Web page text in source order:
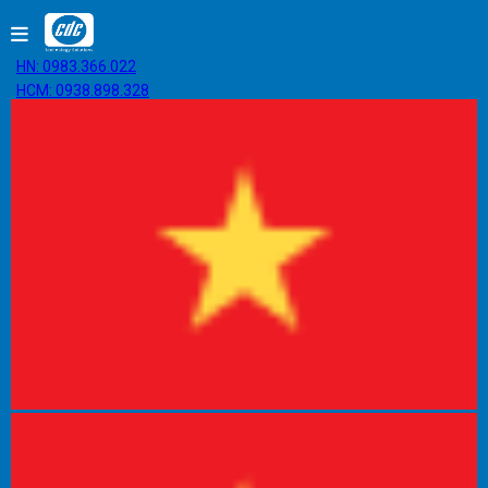
HN: 0983.366.022
HCM: 0938.898.328